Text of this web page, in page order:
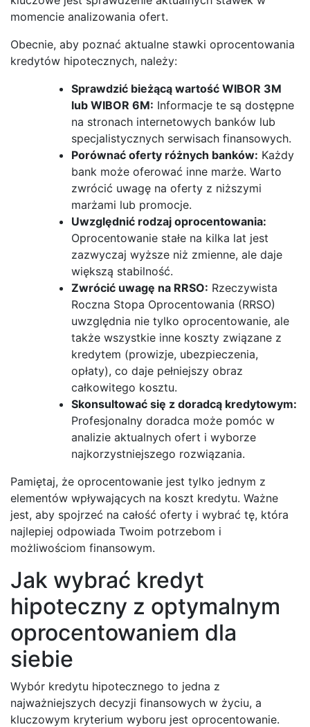
momencie analizowania ofert.
Obecnie, aby poznać aktualne stawki oprocentowania
kredytów hipotecznych, należy:
Sprawdzić bieżącą wartość WIBOR 3M
lub WIBOR 6M: Informacje te są dostępne
na stronach internetowych banków lub
specjalistycznych serwisach finansowych.
Porównać oferty różnych banków: Każdy
bank może oferować inne marże. Warto
zwrócić uwagę na oferty z niższymi
marżami lub promocje.
Uwzględnić rodzaj oprocentowania:
Oprocentowanie stałe na kilka lat jest
zazwyczaj wyższe niż zmienne, ale daje
większą stabilność.
Zwrócić uwagę na RRSO: Rzeczywista
Roczna Stopa Oprocentowania (RRSO)
uwzględnia nie tylko oprocentowanie, ale
także wszystkie inne koszty związane z
kredytem (prowizje, ubezpieczenia,
opłaty), co daje pełniejszy obraz
całkowitego kosztu.
Skonsultować się z doradcą kredytowym:
Profesjonalny doradca może pomóc w
analizie aktualnych ofert i wyborze
najkorzystniejszego rozwiązania.
Pamiętaj, że oprocentowanie jest tylko jednym z
elementów wpływających na koszt kredytu. Ważne
jest, aby spojrzeć na całość oferty i wybrać tę, która
najlepiej odpowiada Twoim potrzebom i
możliwościom finansowym.
Jak wybrać kredyt
hipoteczny z optymalnym
oprocentowaniem dla
siebie
Wybór kredytu hipotecznego to jedna z
najważniejszych decyzji finansowych w życiu, a
kluczowym kryterium wyboru jest oprocentowanie.